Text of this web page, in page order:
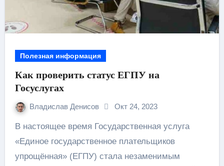
Полезная информация
Как проверить статус ЕГПУ на
Госуслугах
Владислав Денисов Окт 24, 2023
В настоящее время Государственная услуга
«Единое государственное плательщиков
упрощённая» (ЕГПУ) стала незаменимым